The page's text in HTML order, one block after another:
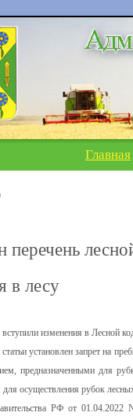
Главная
перечень
в лесу
изменения в Лесной
установлен запрет на
предназначенными для
для осуществления рубок
РФ от